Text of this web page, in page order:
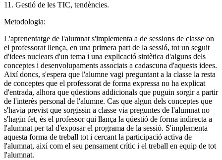
11. Gestió de les TIC, tendències.
Metodologia:
L'aprenentatge de l'alumnat s'implementa a de sessions de classe on
el professorat llença, en una primera part de la sessió, tot un seguit
d'idees nuclears d'un tema i una explicació sintètica d'alguns dels
conceptes i desenvolupaments associats a cadascuna d'aquests idees.
Així doncs, s'espera que l'alumne vagi preguntant a la classe la resta
de conceptes que el professorat de forma expressa no ha explicat
d'entrada, alhora que qüestions addicionals que puguin sorgir a partir
de l'interès personal de l'alumne. Cas que algun dels conceptes que
s'havia previst que sorgissin a classe via preguntes de l'alumnat no
s'hagin fet, és el professor qui llança la qüestió de forma indirecta a
l'alumnat per tal d'exposar el programa de la sessió. S'implementa
aquesta forma de treball tot i cercant la participació activa de
l'alumnat, així com el seu pensament crític i el treball en equip de tot
l'alumnat.